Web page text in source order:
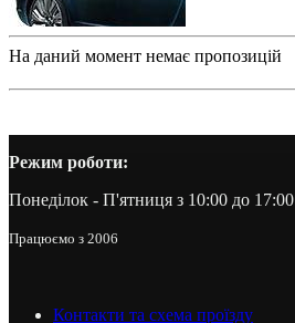
На даний момент немає пропозицій
Режим роботи:
Понеділок - П'ятниця з 10:00 до 17:00
Працюємо з 2006
Контакти та схема проїзду